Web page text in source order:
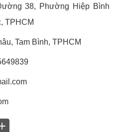
38, Phường Hiệp Bình
TPHCM
Tam Bình, TPHCM